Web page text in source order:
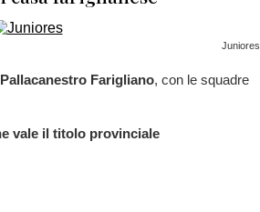
Juniores
Pallacanestro Farigliano, con le squadre
vale il titolo provinciale